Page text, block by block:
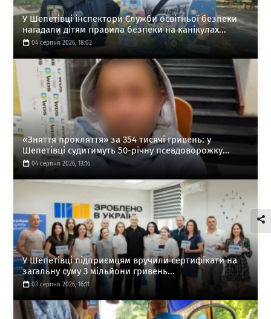
У Шепетівці інспектори Служби освітньої безпеки
нагадали дітям правила безпеки на канікулах...
04 серпня 2026, 18:02
«Зняття прокляття» за 354 тисячі гривень: у
Шепетівці судитимуть 50-річну псевдоворожку...
04 серпня 2026, 13:16
У Шепетівці підприємцям вручили сертифікати на
загальну суму 3 мільйони гривень...
03 серпня 2026, 16:11